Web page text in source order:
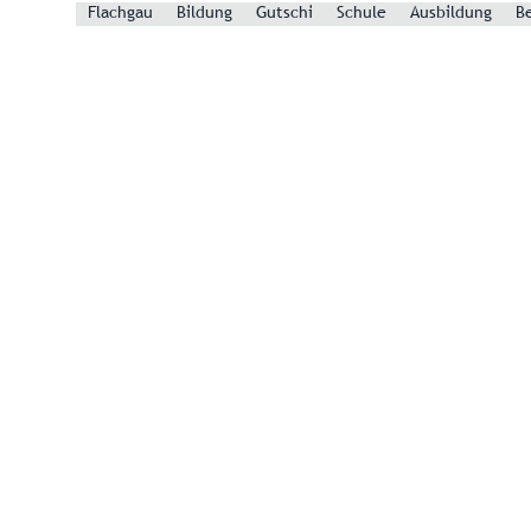
Flachgau Bildung Gutschi Schule Ausbildung